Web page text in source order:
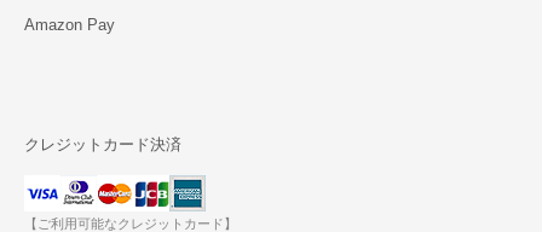
Amazon Pay
クレジットカード決済
【ご利用可能なクレジットカード】